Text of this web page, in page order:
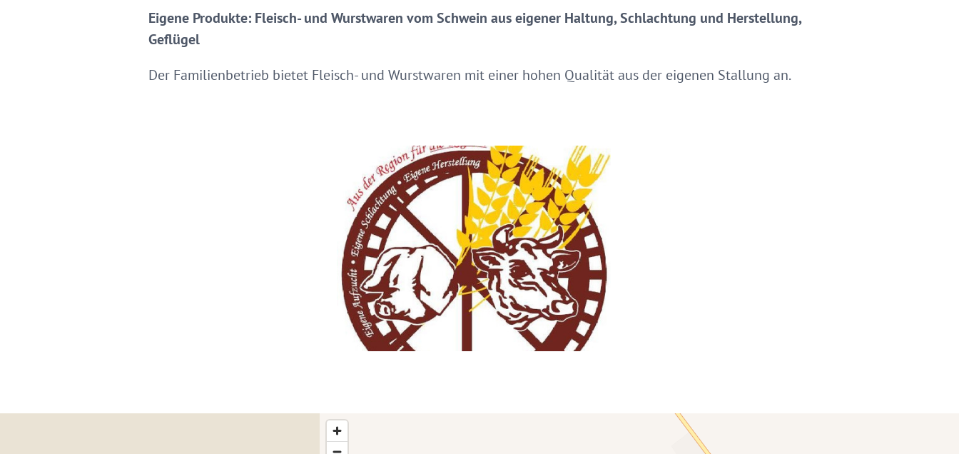
Eigene Produkte: Fleisch- und Wurstwaren vom Schwein aus eigener Haltung, Schlachtung und Herstellung,
Geflügel
Der Familienbetrieb bietet Fleisch- und Wurstwaren mit einer hohen Qualität aus der eigenen Stallung an.